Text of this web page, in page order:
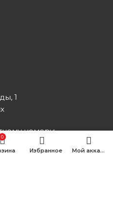
1
номеру:
0
Избранное Мой аккаунт